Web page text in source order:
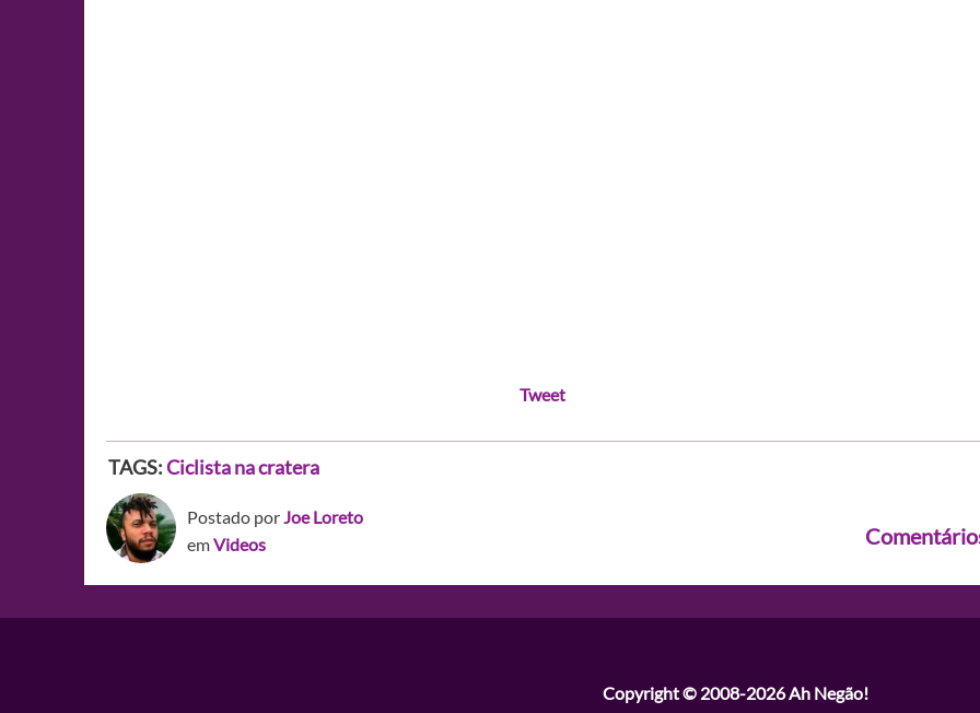
Tweet
TAGS:Ciclista na cratera
Postado porJoe Loreto
emVideos
Copyright © 2008-2026Ah Negão!